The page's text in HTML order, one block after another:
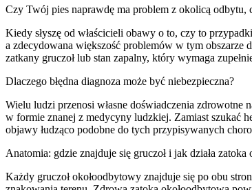
Czy Twój pies naprawdę ma problem z okolicą odbytu,
Kiedy słyszę od właścicieli obawy o to, czy to
a zdecydowana większość problemów w tym obszarze
zatkany gruczoł lub stan zapalny, który wymaga
Dlaczego błędna diagnoza może być niebezpieczna?
Wielu ludzi przenosi własne doświadczenia
w formie znanej z medycyny ludzkiej. Zamiast szukać
objawy łudząco podobne do tych przypisywanych
Anatomia: gdzie znajduje się gruczoł i jak działa zatoka
Każdy gruczoł okołoodbytowy znajduje się po obu